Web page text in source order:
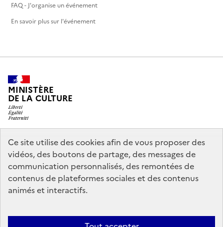
Ce site utilise des cookies afin de vous proposer des
vidéos, des boutons de partage, des messages de
communication personnalisés, des remontées de
contenus de plateformes sociales et des contenus
animés et interactifs.
FAQ - J'organise un événement
En savoir plus sur l'événement
MINISTÈRE
DE LA CULTURE
legifrance.gouv.fr
info.gouv.fr
service-public.gouv.fr
data.gouv.fr
Nous contacter Mentions légales Politique générale de protection